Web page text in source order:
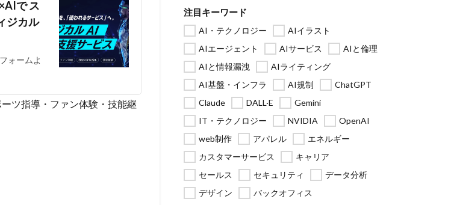
で ス
ジカル
ォームよ
ツ指導・ファン体験・技能継
注目キーワード
AI・テクノロジー
AIイラスト
AIエージェント
AIサービス
AIと倫理
AIと情報漏洩
AIライティング
AI基盤・インフラ
AI規制
ChatGPT
Claude
DALL·E
Gemini
IT・テクノロジー
NVIDIA
OpenAI
web制作
アパレル
エネルギー
カスタマーサービス
キャリア
セールス
セキュリティ
データ分析
デザイン
バックオフィス